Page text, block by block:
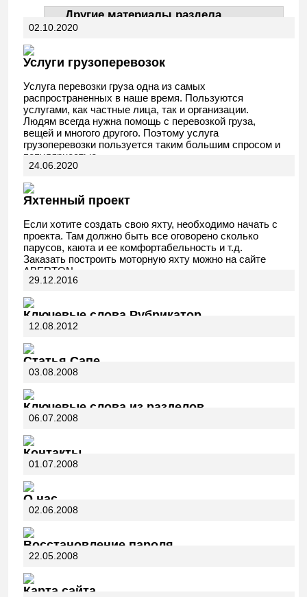
Другие материалы раздела
АвтоДела
02.10.2020
Услуги грузоперевозок
Услуга перевозки груза одна из самых
распространенных в наше время. Пользуются
услугами, как частные лица, так и организации.
Людям всегда нужна помощь с перевозкой груза,
вещей и многого другого. Поэтому услуга
грузоперевозки пользуется таким большим спросом и
популярностью.
24.06.2020
Яхтенный проект
Если хотите создать свою яхту, необходимо начать с
проекта. Там должно быть все оговорено сколько
парусов, каюта и ее комфортабельность и т.д.
Заказать построить моторную яхту можно на сайте
ABERTON.
29.12.2016
Ключевые слова Рубрикатор
12.08.2012
Статья Сапе
03.08.2008
Ключевые слова из разделов
06.07.2008
Контакты
01.07.2008
О нас
02.06.2008
Восстановление пароля
22.05.2008
Карта сайта